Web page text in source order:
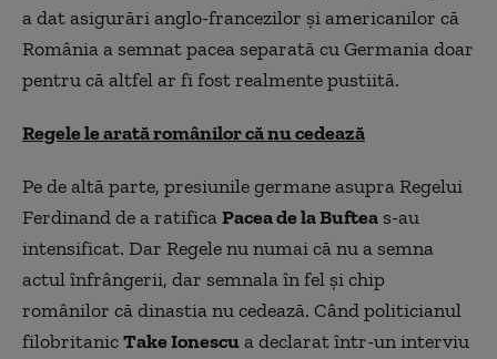
a dat asigurări anglo-francezilor şi americanilor că
România a semnat pacea separată cu Germania doar
pentru că altfel ar fi fost realmente pustiită.
Regele le arată românilor că nu cedează
Pe de altă parte, presiunile germane asupra Regelui
Ferdinand de a ratificaPacea de la Buftea s-au
intensificat. Dar Regele nu numai că nu a semna
actul înfrângerii, dar semnala în fel şi chip
românilor că dinastia nu cedează. Când politicianul
filobritanicTake Ionescua declarat într-un interviu